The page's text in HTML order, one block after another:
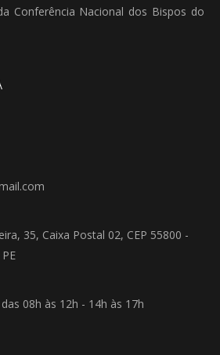
Conferência Nacional dos Bispos do
35, Caixa Postal 02, CEP 55800 -
08h às 12h - 14h às 17h